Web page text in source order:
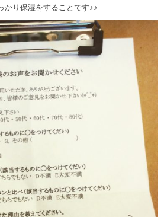
かり保湿をすることです♪♪